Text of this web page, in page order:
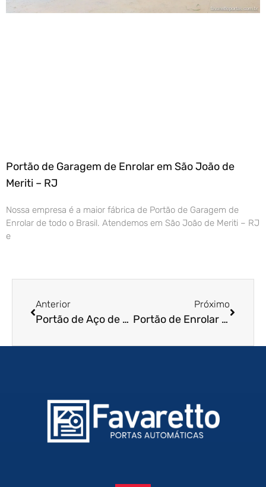
Portão de Garagem de Enrolar em São João de
Meriti – RJ
Nossa empresa é a maior fábrica de Portão de Garagem de
Enrolar de todo o Brasil. Atendemos em São João de Meriti – RJ
e
Anterior
Portão de Aço de Enrolar em Lençóis Paulista – SP
Próximo
Portão de Enrolar Residencial em Valinhos – SP